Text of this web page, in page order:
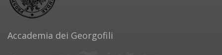
Accademia dei Georgofili